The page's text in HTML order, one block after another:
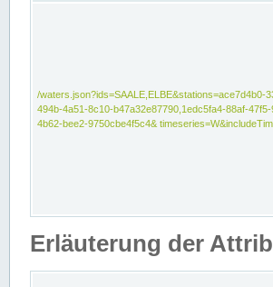
/waters.json?ids=SAALE,ELBE&stations=ace7d4b0-
494b-4a51-8c10-b47a32e87790,1edc5fa4-88af-
4b62-bee2-9750cbe4f5c4&
Erläuterung der